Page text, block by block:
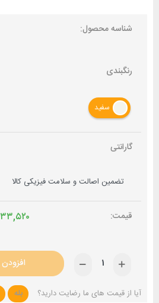
شناسه محصول:
رنگبندی
سفید
گارانتی
آیا از قیمت های ما رضایت دارید؟ بله